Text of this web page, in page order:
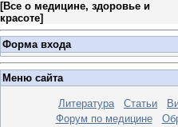
[Все о медицине, здоровье и
красоте]
Форма входа
Меню сайта
Литература Статьи
Форум по медицине